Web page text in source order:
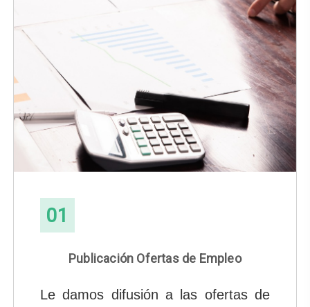
01
Publicación Ofertas de Empleo
Le damos difusión a las ofertas de